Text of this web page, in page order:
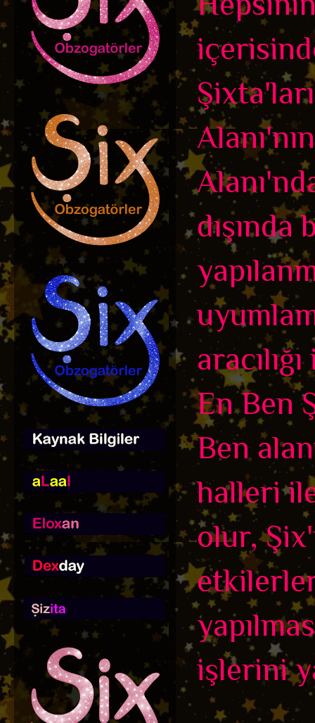
En Ben
Ben
halleri
olur,
işlerini